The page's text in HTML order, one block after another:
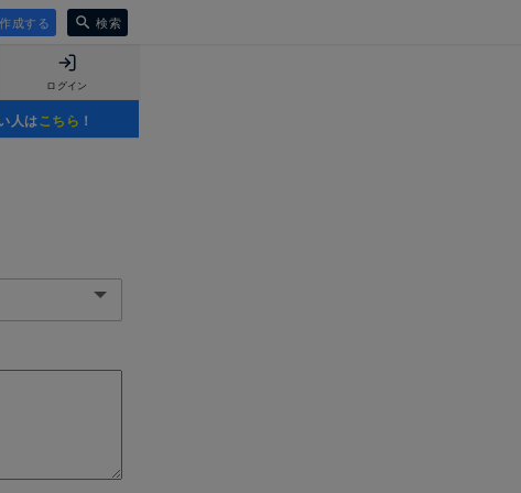
作成する 検索
ログイン
人はこちら ！